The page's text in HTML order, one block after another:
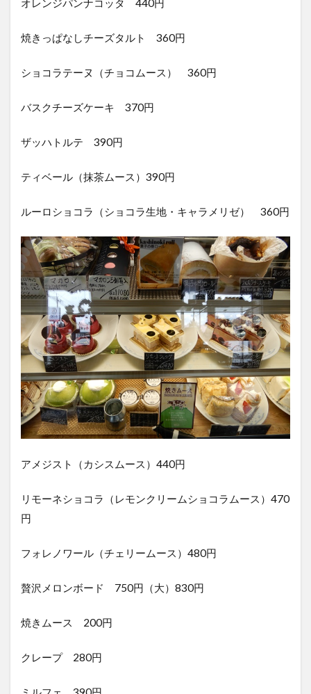
オレンジパンナコッタ 440円
焼きっぱなしチーズタルト 360円
ショコラテーヌ（チョコムース） 360円
バスクチーズケーキ 370円
ザッハトルテ 390円
ティベール（抹茶ムース）390円
ルーロショコラ（ショコラ生地・キャラメリゼ） 360円
アメジスト（カシスムース）440円
リモーネショコラ（レモンクリームショコラムース）470
円
フォレノワール（チェリームース）480円
贅沢メロンボード 750円（大）830円
焼きムース 200円
クレープ 280円